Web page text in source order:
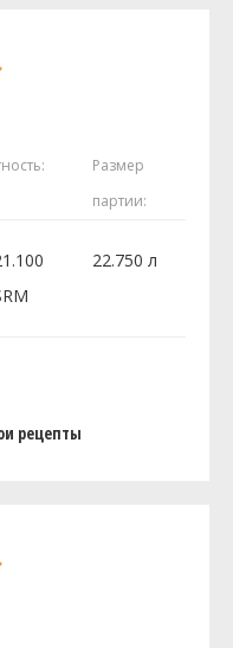
рецепты
Размер
партии:
22.750 л